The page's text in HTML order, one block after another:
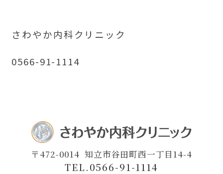
さわやか内科クリニック
0566-91-1114
〒472-0014 知立市谷田町西一丁目14-4
TEL.0566-91-1114